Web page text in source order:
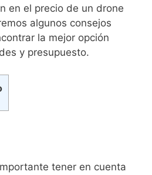
en el precio de un drone
algunos consejos​
la mejor opción
y ⁣presupuesto.
tener en​ cuenta